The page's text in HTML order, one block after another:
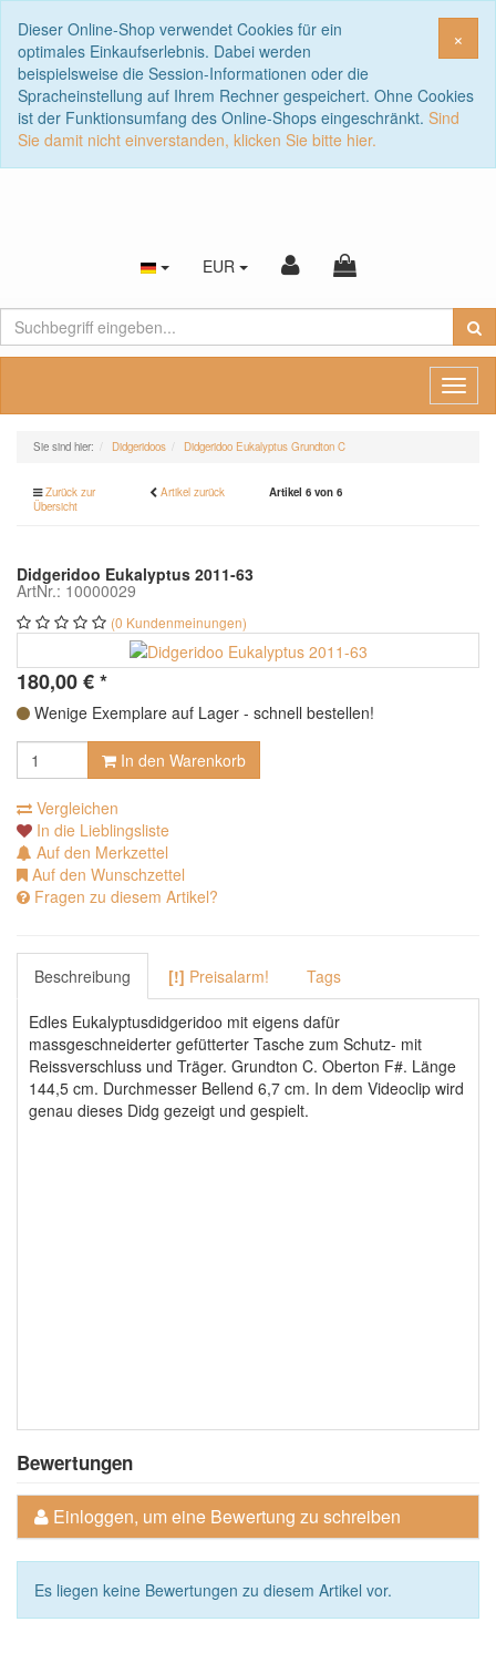
×
Dieser Online-Shop verwendet Cookies für ein
optimales Einkaufserlebnis. Dabei werden
beispielsweise die Session-Informationen oder die
Spracheinstellung auf Ihrem Rechner gespeichert. Ohne Cookies
ist der Funktionsumfang des Online-Shops eingeschränkt. Sind
Sie damit nicht einverstanden, klicken Sie bitte hier.
EUR
Sie sind hier: Didgeridoos Didgeridoo Eukalyptus Grundton C
Zurück zur
Übersicht
Artikel zurück Artikel 6 von 6
Didgeridoo Eukalyptus 2011-63
ArtNr.: 10000029
(0 Kundenmeinungen)
180,00€*
Wenige Exemplare auf Lager - schnell bestellen!
In den Warenkorb
Vergleichen
In die Lieblingsliste
Auf den Merkzettel
Auf den Wunschzettel
Fragen zu diesem Artikel?
Beschreibung [!] Preisalarm! Tags
Edles Eukalyptusdidgeridoo mit eigens dafür
massgeschneiderter gefütterter Tasche zum Schutz- mit
Reissverschluss und Träger. Grundton C. Oberton F#. Länge
144,5 cm. Durchmesser Bellend 6,7 cm. In dem Videoclip wird
genau dieses Didg gezeigt und gespielt.
Bewertungen
Einloggen, um eine Bewertung zu schreiben
Es liegen keine Bewertungen zu diesem Artikel vor.